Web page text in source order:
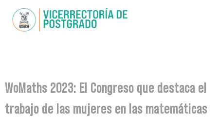
main
You are here
WoMaths 2023: El Congreso que destaca el
trabajo de las mujeres en las matemáticas